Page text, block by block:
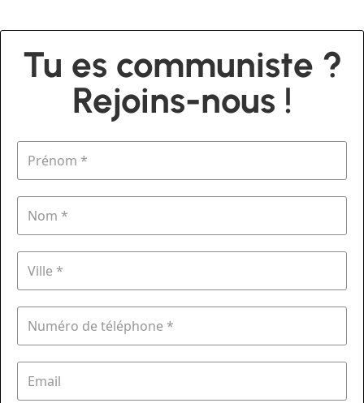
Tu es communiste ?
Rejoins-nous !